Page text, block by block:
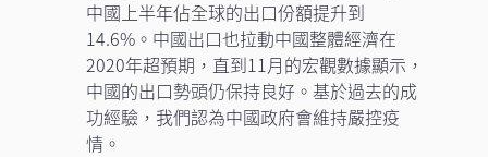
中國上半年佔全球的出口份額提升到
14.6%。中國出口也拉動中國整體經濟在
2020年超預期，直到11月的宏觀數據顯示，
中國的出口勢頭仍保持良好。基於過去的成
功經驗，我們認為中國政府會維持嚴控疫
情。